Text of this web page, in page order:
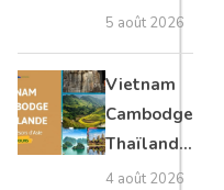
Prabang,
Vang
Vieng,
Vientiane
privé
5 août 2026
Vietnam
Cambodge
Thaïlande
35 jours :
4 août 2026